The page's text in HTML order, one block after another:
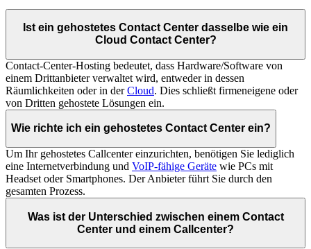
Ist ein gehostetes Contact Center dasselbe wie ein
Cloud Contact Center?
Contact-Center-Hosting bedeutet, dass Hardware/Software von
einem Drittanbieter verwaltet wird, entweder in dessen
Räumlichkeiten oder in derCloud. Dies schließt firmeneigene oder
von Dritten gehostete Lösungen ein.
Wie richte ich ein gehostetes Contact Center ein?
Um Ihr gehostetes Callcenter einzurichten, benötigen Sie lediglich
eine Internetverbindung und VoIP-fähige Geräte wie PCs mit
Headset oder Smartphones. Der Anbieter führt Sie durch den
gesamten Prozess.
Was ist der Unterschied zwischen einem Contact
Center und einem Callcenter?